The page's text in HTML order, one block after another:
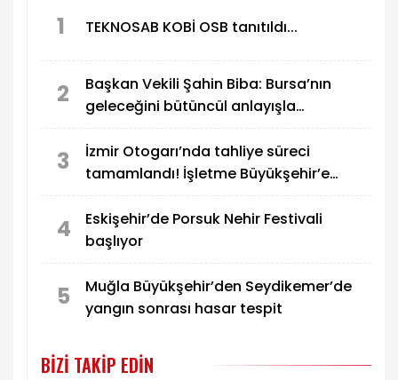
1 TEKNOSAB KOBİ OSB tanıtıldı...
2
Başkan Vekili Şahin Biba: Bursa’nın
geleceğini bütüncül anlayışla
3
İzmir Otogarı’nda tahliye süreci
tamamlandı! İşletme Büyükşehir’e
4
Eskişehir’de Porsuk Nehir Festivali
başlıyor
5
Muğla Büyükşehir’den Seydikemer’de
yangın sonrası hasar tespit
BIZI TAKIP EDIN